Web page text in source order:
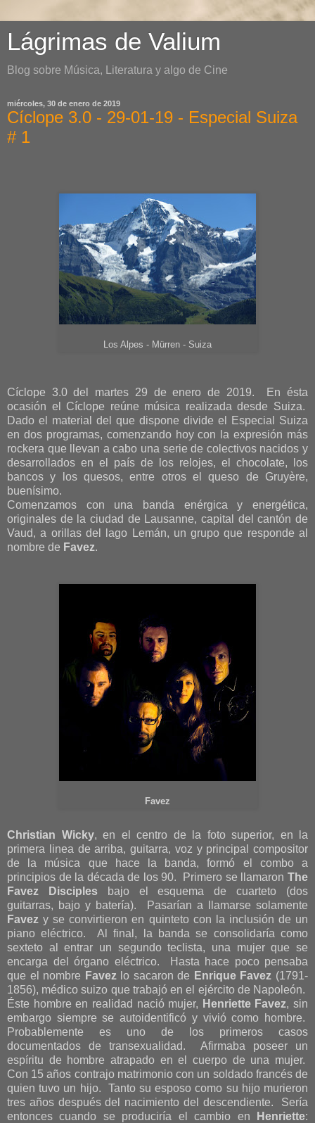
Lágrimas de Valium
Blog sobre Música, Literatura y algo de Cine
miércoles, 30 de enero de 2019
Cíclope 3.0 - 29-01-19 - Especial Suiza
# 1
Los Alpes - Mürren - Suiza
Cíclope 3.0 del martes 29 de enero de 2019. En ésta
ocasión el Cíclope reúne música realizada desde Suiza.
Dado el material del que dispone divide el Especial Suiza
en dos programas, comenzando hoy con la expresión más
rockera que llevan a cabo una serie de colectivos nacidos y
desarrollados en el país de los relojes, el chocolate, los
bancos y los quesos, entre otros el queso de Gruyère,
buenísimo.
Comenzamos con una banda enérgica y energética,
originales de la ciudad de Lausanne, capital del cantón de
Vaud, a orillas del lago Lemán, un grupo que responde al
nombre de Favez.
Favez
Christian Wicky, en el centro de la foto superior, en la
primera linea de arriba, guitarra, voz y principal compositor
de la música que hace la banda, formó el combo a
principios de la década de los 90. Primero se llamaron The
Favez Disciplesbajo el esquema de cuarteto (dos
guitarras, bajo y batería). Pasarían a llamarse solamente
Favez y se convirtieron en quinteto con la inclusión de un
piano eléctrico. Al final, la banda se consolidaría como
sexteto al entrar un segundo teclista, una mujer que se
encarga del órgano eléctrico. Hasta hace poco pensaba
que el nombre Favezlo sacaron de Enrique Favez (1791-
1856), médico suizo que trabajó en el ejército de Napoleón.
Éste hombre en realidad nació mujer, Henriette Favez, sin
embargo siempre se autoidentificó y vivió como hombre.
Probablemente es uno de los primeros casos
documentados de transexualidad. Afirmaba poseer un
espíritu de hombre atrapado en el cuerpo de una mujer.
Con 15 años contrajo matrimonio con un soldado francés de
quien tuvo un hijo. Tanto su esposo como su hijo murieron
tres años después del nacimiento del descendiente. Sería
entonces cuando se produciría el cambio en
Henriette: